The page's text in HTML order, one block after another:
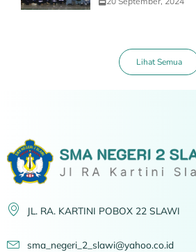
Lihat Semua
JL. RA. KARTINI POBOX 22 SLAWI
sma_negeri_2_slawi@yahoo.co.id